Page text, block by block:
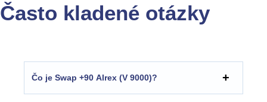
Často kladené otázky
Čo je Swap +90 Alrex (V 9000)?